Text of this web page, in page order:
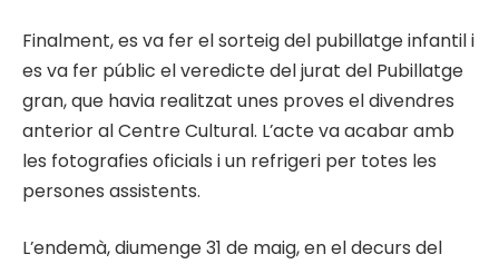
Finalment, es va fer el sorteig del pubillatge infantil i
es va fer públic el veredicte del jurat del Pubillatge
gran, que havia realitzat unes proves el divendres
anterior al Centre Cultural. L’acte va acabar amb
les fotografies oficials i un refrigeri per totes les
persones assistents.
L’endemà, diumenge 31 de maig, en el decurs del